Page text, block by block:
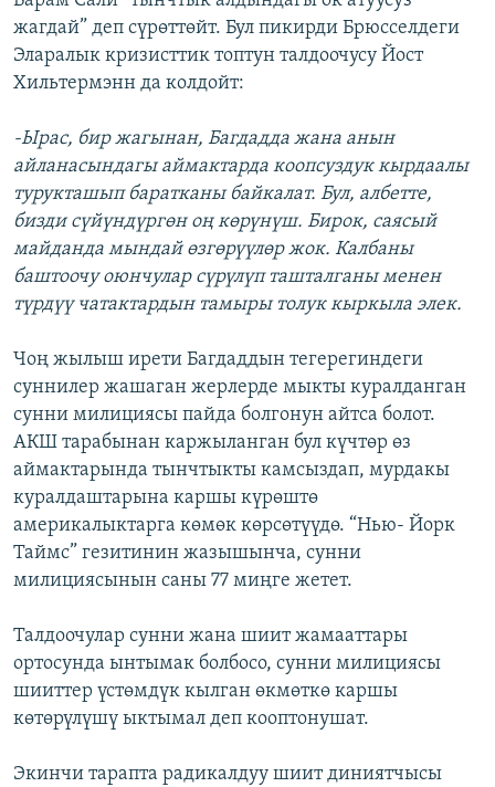
жагдай” деп сүрөттөйт. Бул пикирди Брюсселдеги
Эларалык кризисттик топтун талдоочусу Йост
Хильтермэнн да колдойт:
-Ырас, бир жагынан, Багдадда жана анын
айланасындагы аймактарда коопсуздук кырдаалы
турукташып баратканы байкалат. Бул, албетте,
бизди сүйүндүргөн оң көрүнүш. Бирок, саясый
майданда мындай өзгөрүүлөр жок. Калбаны
баштоочу оюнчулар сүрүлүп ташталганы менен
түрдүү чатактардын тамыры толук кыркыла элек.
Чоң жылыш ирети Багдаддын тегерегиндеги
суннилер жашаган жерлерде мыкты куралданган
сунни милициясы пайда болгонун айтса болот.
АКШ тарабынан каржыланган бул күчтөр өз
аймактарында тынчтыкты камсыздап, мурдакы
куралдаштарына каршы күрөштө
америкалыктарга көмөк көрсөтүүдө. “Нью- Йорк
Таймс” гезитинин жазышынча, сунни
милициясынын саны 77 миңге жетет.
Талдоочулар сунни жана шиит жамааттары
ортосунда ынтымак болбосо, сунни милициясы
шииттер үстөмдүк кылган өкмөткө каршы
көтөрүлүшү ыктымал деп кооптонушат.
Экинчи тарапта радикалдуу шиит диниятчысы